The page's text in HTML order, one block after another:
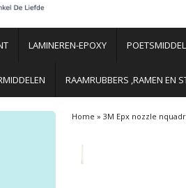
LAMINEREN-EPOXY
RAAMRUBBERS ,RAMEN EN
Home » 3M Epx nozzle